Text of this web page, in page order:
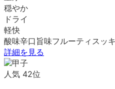
穏やか
ドライ
軽快
酸味辛口 旨味フルーティ スッ
詳細を見る
人気 42位